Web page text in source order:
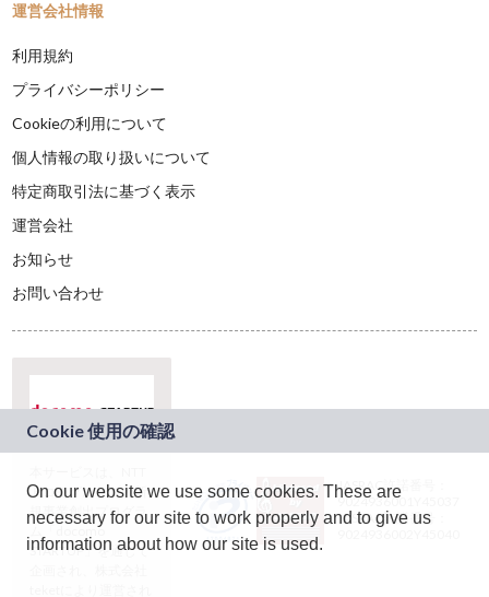
運営会社情報
利用規約
プライバシーポリシー
Cookieの利用について
個人情報の取り扱いについて
特定商取引法に基づく表示
運営会社
お知らせ
お問い合わせ
ドコモグループの新
規事業創出プログラ
ム「docomo
STARTUP」を通じて
JASRAC許諾番号：
9024936001Y45037
JASRAC許諾番号：
On our website we use some cookies. These are
necessary for our site to work properly and to give us
information about how our site is used.